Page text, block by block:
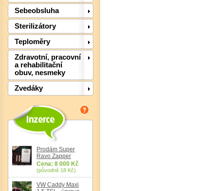
Sebeobsluha
Sterilizátory
Teploměry
Zdravotní, pracovní
a rehabilitační
obuv, nesmeky
Zvedáky
Prodám Super
Ravo Zapper
Cena: 8 000 Kč
(původně 18 Kč)
VW Caddy Maxi